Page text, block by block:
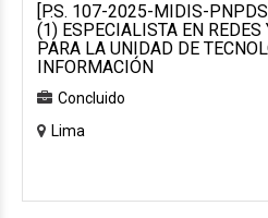
[P.S. 107-2025-MIDIS-
(1) ESPECIALISTA EN REDES
PARA LA UNIDAD DE
INFORMACIÓN
Concluido
Lima